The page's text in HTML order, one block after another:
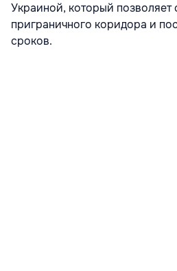
Украиной, который позволяет
приграничного коридора и
сроков.